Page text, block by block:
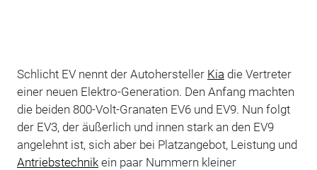
Schlicht EV nennt der Autohersteller Kia die Vertreter
einer neuen Elektro-Generation. Den Anfang machten
die beiden 800-Volt-Granaten EV6 und EV9. Nun folgt
der EV3, der äußerlich und innen stark an den EV9
angelehnt ist, sich aber bei Platzangebot, Leistung und
Antriebstechnikein paar Nummern kleiner